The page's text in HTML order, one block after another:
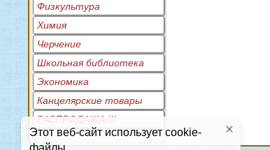
Этот веб-сайт использует cookie-
файлы.
Физкультура
Химия
Черчение
Школьная библиотека
Экономика
Канцелярские товары
РАСПРОДАЖА !!!